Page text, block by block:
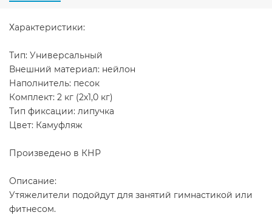
Характеристики:
Тип: Универсальный
Внешний материал: нейлон
Наполнитель: песок
Комплект: 2 кг (2х1,0 кг)
Тип фиксации: липучка
Цвет: Камуфляж
Произведено в КНР
Описание:
Утяжелители подойдут для занятий гимнастикой или
фитнесом.